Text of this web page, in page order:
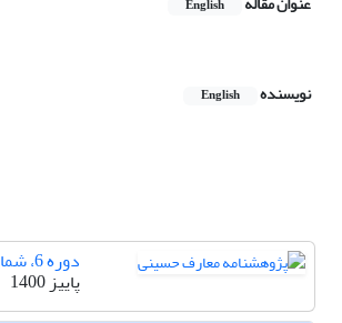
English
نویسنده English
دوره 6، شماره 23
پاییز 1400